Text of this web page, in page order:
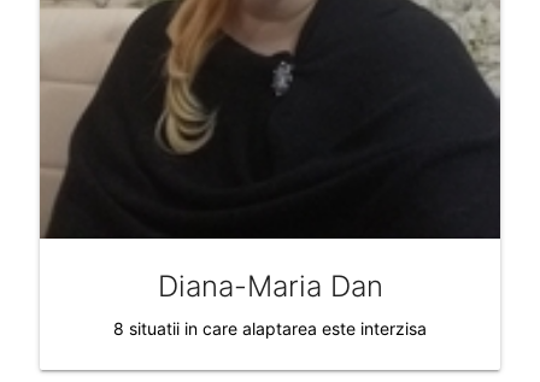
Diana-Maria Dan
8 situatii in care alaptarea este interzisa